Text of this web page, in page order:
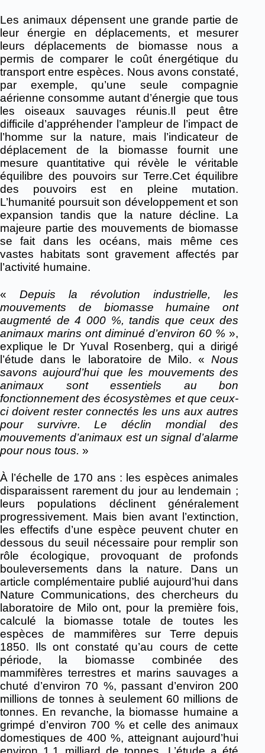
Les animaux dépensent une grande partie de
leur énergie en déplacements, et mesurer
leurs déplacements de biomasse nous a
permis de comparer le coût énergétique du
transport entre espèces. Nous avons constaté,
par exemple, qu’une seule compagnie
aérienne consomme autant d’énergie que tous
les oiseaux sauvages réunis.Il peut être
difficile d’appréhender l’ampleur de l’impact de
l’homme sur la nature, mais l’indicateur de
déplacement de la biomasse fournit une
mesure quantitative qui révèle le véritable
équilibre des pouvoirs sur Terre.Cet équilibre
des pouvoirs est en pleine mutation.
L’humanité poursuit son développement et son
expansion tandis que la nature décline. La
majeure partie des mouvements de biomasse
se fait dans les océans, mais même ces
vastes habitats sont gravement affectés par
l’activité humaine.
«Depuis la révolution industrielle, les
mouvements de biomasse humaine ont
augmenté de 4 000 %, tandis que ceux des
animaux marins ont diminué d’environ 60 % »,
explique le Dr Yuval Rosenberg, qui a dirigé
l’étude dans le laboratoire de Milo. «Nous
savons aujourd’hui que les mouvements des
animaux sont essentiels au bon
fonctionnement des écosystèmes et que ceux-
ci doivent rester connectés les uns aux autres
pour survivre. Le déclin mondial des
mouvements d’animaux est un signal d’alarme
pour nous tous. »
À l’échelle de 170 ans : les espèces animales
disparaissent rarement du jour au lendemain ;
leurs populations déclinent généralement
progressivement. Mais bien avant l’extinction,
les effectifs d’une espèce peuvent chuter en
dessous du seuil nécessaire pour remplir son
rôle écologique, provoquant de profonds
bouleversements dans la nature. Dans un
article complémentaire publié aujourd’hui dans
Nature Communications, des chercheurs du
laboratoire de Milo ont, pour la première fois,
calculé la biomasse totale de toutes les
espèces de mammifères sur Terre depuis
1850. Ils ont constaté qu’au cours de cette
période, la biomasse combinée des
mammifères terrestres et marins sauvages a
chuté d’environ 70 %, passant d’environ 200
millions de tonnes à seulement 60 millions de
tonnes. En revanche, la biomasse humaine a
grimpé d’environ 700 % et celle des animaux
domestiques de 400 %, atteignant aujourd’hui